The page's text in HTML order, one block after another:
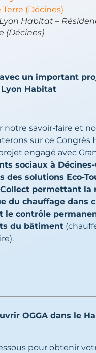
Habitat –
(Décines)
un important
Lyon Habitat
notre savoir-faire et
sur ce Congrès
engagé avec
sociaux à
des solutions Eco-
Collect permettant la
du chauffage dans
le contrôle
du bâtiment
OGGA dans le
pour obtenir